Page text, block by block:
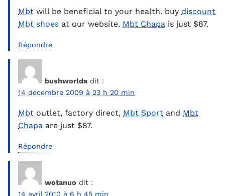
Mbt will be beneficial to your health. buy discount
Mbt shoes at our website. Mbt Chapa is just $87.
Répondre
bushworlda dit :
14 décembre 2009 à 23 h 20 min
Mbt outlet, factory direct, Mbt Sport and Mbt
Chapa are just $87.
Répondre
wotanuo dit :
14 avril 2010 à 6 h 45 min